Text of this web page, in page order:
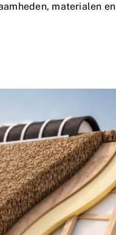
materialen en